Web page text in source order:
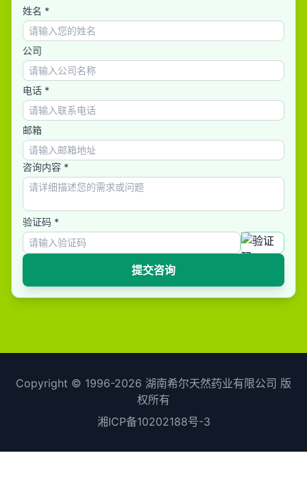
姓名 *
公司
电话 *
邮箱
咨询内容 *
验证码 *
提交咨询
Copyright © 1996-2026 湖南希尔天然药业有限公司 版
权所有
湘ICP备10202188号-3